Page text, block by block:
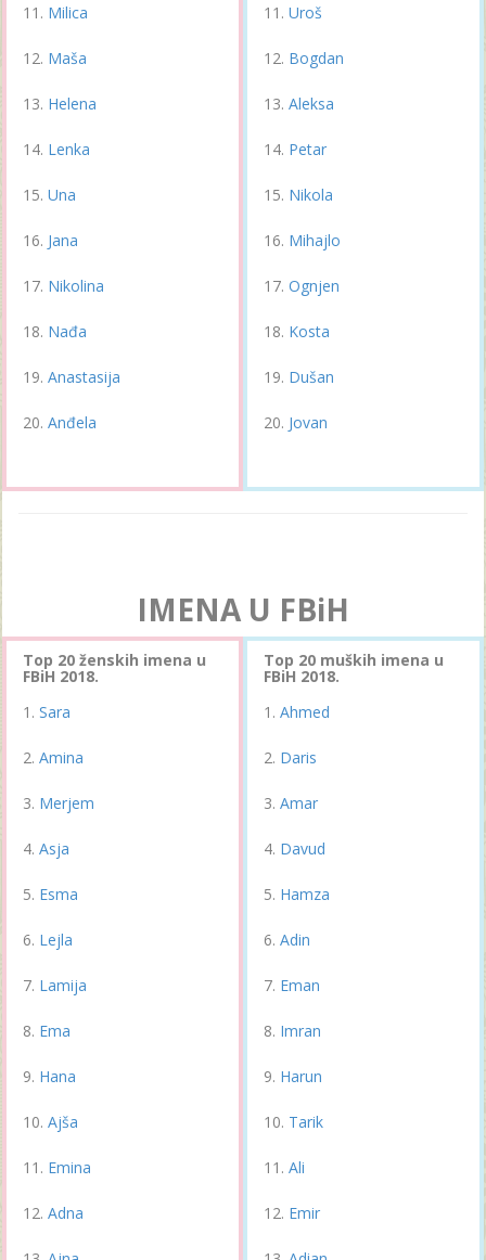
Milica
Maša
Helena
Lenka
Una
Jana
Nikolina
Nađa
Anastasija
Anđela
Uroš
Bogdan
Aleksa
Petar
Nikola
Mihajlo
Ognjen
Kosta
Dušan
Jovan
IMENA U FBiH
Top 20 ženskih imena u
FBiH 2018.
Sara
Amina
Merjem
Asja
Esma
Lejla
Lamija
Ema
Hana
Ajša
Emina
Adna
Top 20 muških imena u
FBiH 2018.
Ahmed
Daris
Amar
Davud
Hamza
Adin
Eman
Imran
Harun
Tarik
Ali
Emir